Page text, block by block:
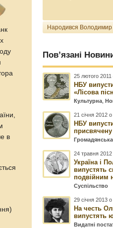
в
Народився Володимир
Пов’язані
25 лютого
НБУ
«Лісова
Культурна ,
21 січня 2012
НБУ
присвячену
Громадянська
24 травня
Україна і
випустять
подвійним
Суспільство
29 січня 2013
На честь
випустять
Видатні